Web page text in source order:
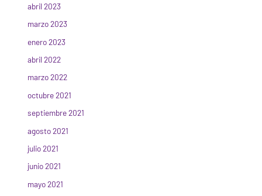
abril 2023
marzo 2023
enero 2023
abril 2022
marzo 2022
octubre 2021
septiembre 2021
agosto 2021
julio 2021
junio 2021
mayo 2021